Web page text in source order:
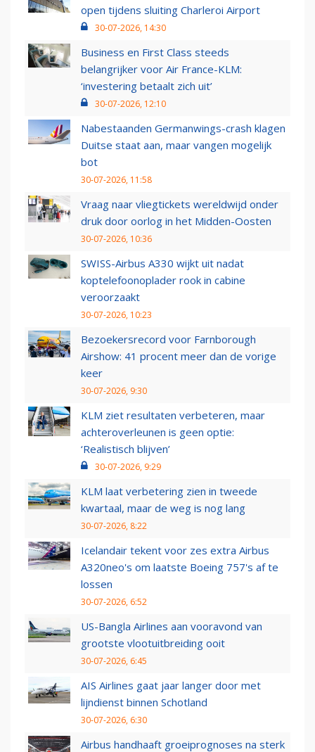
open tijdens sluiting Charleroi Airport
30-07-2026, 14:30
Business en First Class steeds
belangrijker voor Air France-KLM:
‘investering betaalt zich uit’
30-07-2026, 12:10
Nabestaanden Germanwings-crash klagen
Duitse staat aan, maar vangen mogelijk
bot
30-07-2026, 11:58
Vraag naar vliegtickets wereldwijd onder
druk door oorlog in het Midden-Oosten
30-07-2026, 10:36
SWISS-Airbus A330 wijkt uit nadat
koptelefoonoplader rook in cabine
veroorzaakt
30-07-2026, 10:23
Bezoekersrecord voor Farnborough
Airshow: 41 procent meer dan de vorige
keer
30-07-2026, 9:30
KLM ziet resultaten verbeteren, maar
achteroverleunen is geen optie:
‘Realistisch blijven’
30-07-2026, 9:29
KLM laat verbetering zien in tweede
kwartaal, maar de weg is nog lang
30-07-2026, 8:22
Icelandair tekent voor zes extra Airbus
A320neo's om laatste Boeing 757's af te
lossen
30-07-2026, 6:52
US-Bangla Airlines aan vooravond van
grootste vlootuitbreiding ooit
30-07-2026, 6:45
AIS Airlines gaat jaar langer door met
lijndienst binnen Schotland
30-07-2026, 6:30
Airbus handhaaft groeiprognoses na sterk